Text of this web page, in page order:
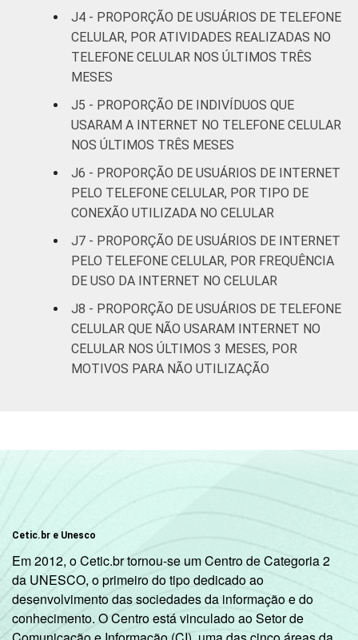
anos
96 59
De 45 a 59
De 60 anos
ou mais
95 18
Renda
Familiar
Até 1 SM 91
Mais de 1
SM até 2 SM
Mais de 2
97
Mais de 3
SM até 5 SM
97
2008
Classe B 96
Classe C 95
J4 - PROPORÇÃO DE USUÁRIOS DE TELEFONE
CELULAR, POR ATIVIDADES REALIZADAS NO
TELEFONE CELULAR NOS ÚLTIMOS TRÊS
MESES
J5 - PROPORÇÃO DE INDIVÍDUOS QUE
USARAM A INTERNET NO TELEFONE CELULAR
NOS ÚLTIMOS TRÊS MESES
J6 - PROPORÇÃO DE USUÁRIOS DE INTERNET
PELO TELEFONE CELULAR, POR TIPO DE
CONEXÃO UTILIZADA NO CELULAR
J7 - PROPORÇÃO DE USUÁRIOS DE INTERNET
PELO TELEFONE CELULAR, POR FREQUÊNCIA
DE USO DA INTERNET NO CELULAR
J8 - PROPORÇÃO DE USUÁRIOS DE TELEFONE
CELULAR QUE NÃO USARAM INTERNET NO
CELULAR NOS ÚLTIMOS 3 MESES, POR
MOTIVOS PARA NÃO UTILIZAÇÃO
Cetic.br e Unesco
Em 2012, o Cetic.br tornou-se um Centro de Categoria 2
da UNESCO, o primeiro do tipo dedicado ao
desenvolvimento das sociedades da informação e do
conhecimento. O Centro está vinculado ao Setor de